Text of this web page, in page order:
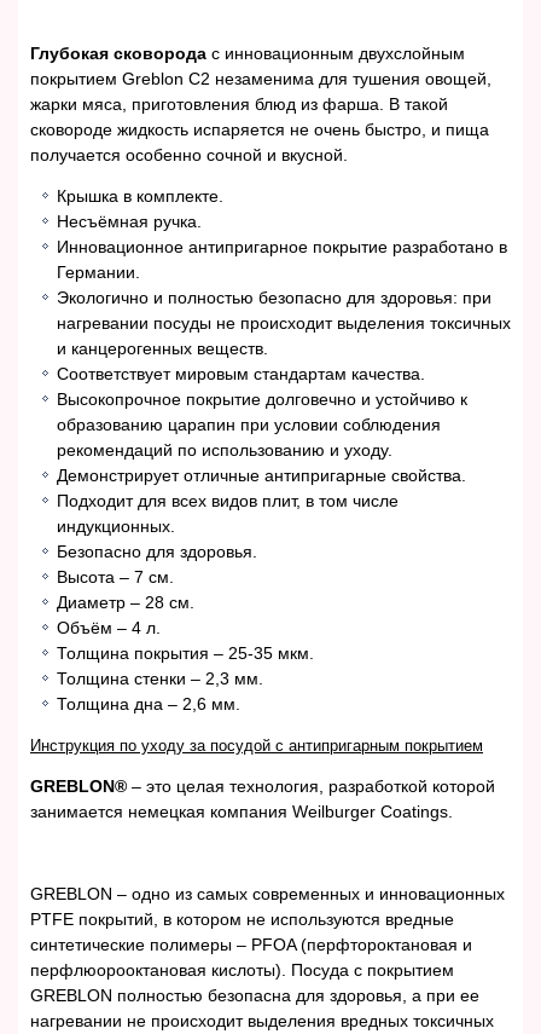
Глубокая сковорода с инновационным двухслойным
покрытием Greblon С2 незаменима для тушения овощей,
жарки мяса, приготовления блюд из фарша. В такой
сковороде жидкость испаряется не очень быстро, и пища
получается особенно сочной и вкусной.
Крышка в комплекте.
Несъёмная ручка.
Инновационное антипригарное покрытие разработано в
Германии.
Экологично и полностью безопасно для здоровья: при
нагревании посуды не происходит выделения токсичных
и канцерогенных веществ.
Соответствует мировым стандартам качества.
Высокопрочное покрытие долговечно и устойчиво к
образованию царапин при условии соблюдения
рекомендаций по использованию и уходу.
Демонстрирует отличные антипригарные свойства.
Подходит для всех видов плит, в том числе
индукционных.
Безопасно для здоровья.
Высота – 7 см.
Диаметр – 28 см.
Объём – 4 л.
Толщина покрытия – 25-35 мкм.
Толщина стенки – 2,3 мм.
Толщина дна – 2,6 мм.
Инструкция по уходу за посудой с антипригарным покрытием
GREBLON® – это целая технология, разработкой которой
занимается немецкая компания Weilburger Coatings.
GREBLON – одно из самых современных и инновационных
PTFE покрытий, в котором не используются вредные
синтетические полимеры – PFOA (перфтороктановая и
перфлюорооктановая кислоты). Посуда с покрытием
GREBLON полностью безопасна для здоровья, а при ее
нагревании не происходит выделения вредных токсичных